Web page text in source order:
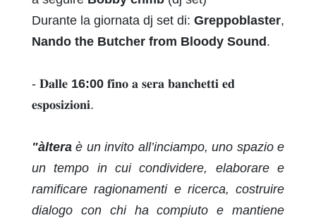
Durante la giornata dj set di: Greppoblaster,
Nando the Butcher from Bloody Sound.
- 𝐃𝐚𝐥𝐥𝐞 16:00 𝐟𝐢𝐧𝐨 𝐚 𝐬𝐞𝐫𝐚 𝐛𝐚𝐧𝐜𝐡𝐞𝐭𝐭𝐢 𝐞𝐝
𝐞𝐬𝐩𝐨𝐬𝐢𝐳𝐢𝐨𝐧𝐢.
"àltera è un invito all’inciampo, uno spazio e
un tempo in cuicondividere, elaborare e
ramificare ragionamenti e ricerca, costruire
dialogo con chi ha compiuto e mantiene